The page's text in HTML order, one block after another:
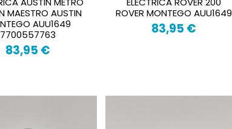
MAESTRO AUSTIN
AUU1649
7700557763
83,95 €
ROVER MONTEGO AUU1649
83,95 €